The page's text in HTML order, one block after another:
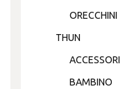
ORECCHINI
THUN
ACCESSORI
BAMBINO